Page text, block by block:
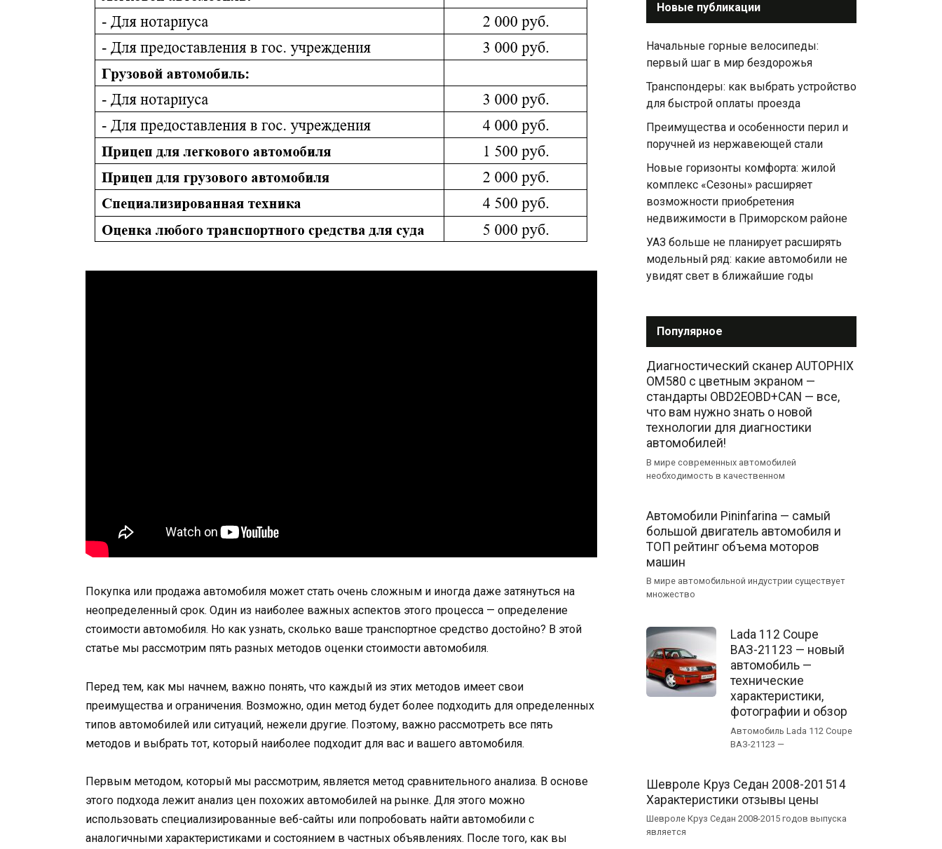
Покупка или продажа автомобиля может стать очень сложным и иногда даже затянуться на
неопределенный срок. Один из наиболее важных аспектов этого процесса — определение
стоимости автомобиля. Но как узнать, сколько ваше транспортное средство достойно? В этой
статье мы рассмотрим пять разных методов оценки стоимости автомобиля.
Перед тем, как мы начнем, важно понять, что каждый из этих методов имеет свои
преимущества и ограничения. Возможно, один метод будет более подходить для определенных
типов автомобилей или ситуаций, нежели другие. Поэтому, важно рассмотреть все пять
методов и выбрать тот, который наиболее подходит для вас и вашего автомобиля.
Первым методом, который мы рассмотрим, является метод сравнительного анализа. В основе
этого подхода лежит анализ цен похожих автомобилей на рынке. Для этого можно
использовать специализированные веб-сайты или попробовать найти автомобили с
аналогичными характеристиками и состоянием в частных объявлениях. После того, как вы
Новые публикации
Начальные горные велосипеды:
первый шаг в мир бездорожья
Транспондеры: как выбрать устройство
для быстрой оплаты проезда
Преимущества и особенности перил и
поручней из нержавеющей стали
Новые горизонты комфорта: жилой
комплекс «Сезоны» расширяет
возможности приобретения
недвижимости в Приморском районе
УАЗ больше не планирует расширять
модельный ряд: какие автомобили не
увидят свет в ближайшие годы
Популярное
Диагностический сканер AUTOPHIX
OM580 с цветным экраном —
стандарты OBD2EOBD+CAN — все,
что вам нужно знать о новой
технологии для диагностики
автомобилей!
В мире современных автомобилей
необходимость в качественном
Автомобили Pininfarina — самый
большой двигатель автомобиля и
ТОП рейтинг объема моторов
машин
В мире автомобильной индустрии существует
множество
Lada 112 Coupe
ВАЗ-21123 — новый
автомобиль —
технические
характеристики,
фотографии и обзор
Автомобиль Lada 112 Coupe
ВАЗ-21123 —
Шевроле Круз Cедан 2008-201514
Характеристики отзывы цены
Шевроле Круз Седан 2008-2015 годов выпуска
является